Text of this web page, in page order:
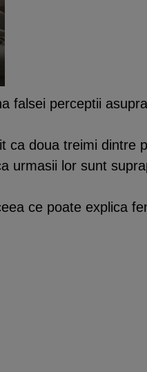
falsei perceptii
ca doua treimi dintre
urmasii lor sunt
ce poate explica